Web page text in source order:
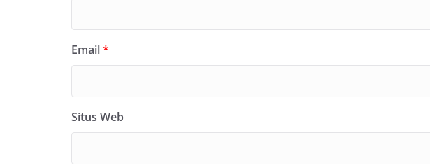
Email*
Situs Web